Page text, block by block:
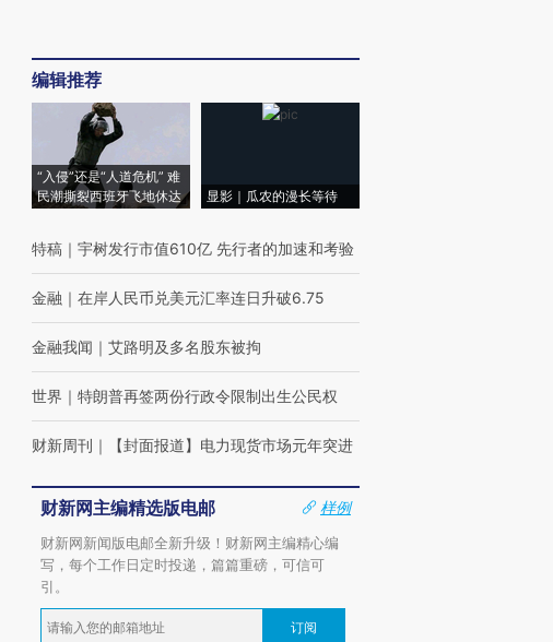
编辑推荐
“入侵”还是“人道危机” 难
民潮撕裂西班牙飞地休达
显影｜瓜农的漫长等待
特稿 ｜ 宇树发行市值610亿 先行者的加速和考验
金融 ｜ 在岸人民币兑美元汇率连日升破6.75
金融我闻 ｜ 艾路明及多名股东被拘
世界 ｜ 特朗普再签两份行政令限制出生公民权
财新周刊 ｜ 【封面报道】电力现货市场元年突进
财新网主编精选版电邮
样例
财新网新闻版电邮全新升级！财新网主编精心编
写，每个工作日定时投递，篇篇重磅，可信可
引。
订阅